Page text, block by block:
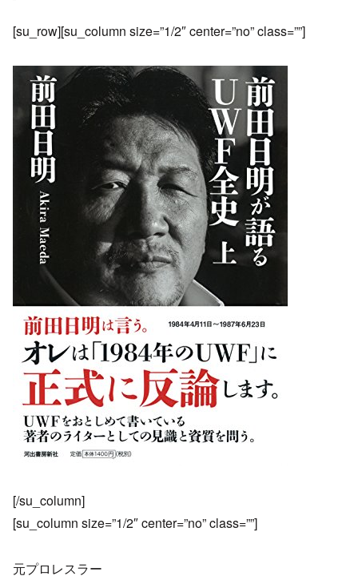
[su_row][su_column size=”1/2″ center=”no” class=””]
[/su_column]
[su_column size=”1/2″ center=”no” class=””]
元プロレスラー